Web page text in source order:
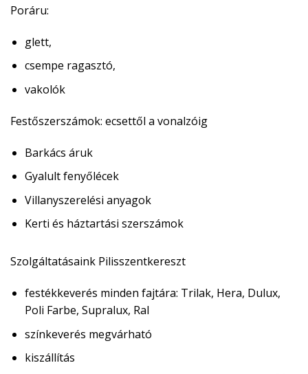
Poráru:
glett,
csempe ragasztó,
vakolók
Festőszerszámok: ecsettől a vonalzóig
Barkács áruk
Gyalult fenyőlécek
Villanyszerelési anyagok
Kerti és háztartási szerszámok
Szolgáltatásaink Pilisszentkereszt
festékkeverés minden fajtára: Trilak, Hera, Dulux,
Poli Farbe, Supralux, Ral
színkeverés megvárható
kiszállítás